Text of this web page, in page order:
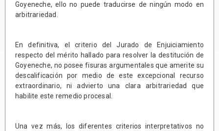
Goyeneche, ello no puede traducirse de ningún modo en
arbitrariedad.
En definitiva, el criterio del Jurado de Enjuiciamiento
respecto del mérito hallado para resolver la destitución de
Goyeneche, no posee fisuras argumentales que amerite su
descalificación por medio de este excepcional recurso
extraordinario, ni advierto una clara arbitrariedad que
habilite este remedio procesal.
Una vez más, los diferentes criterios interpretativos no